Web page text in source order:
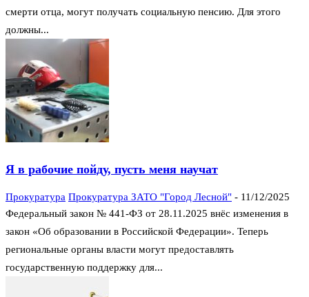
смерти отца, могут получать социальную пенсию. Для этого
должны...
Я в рабочие пойду, пусть меня научат
Прокуратура Прокуратура ЗАТО "Город Лесной" - 11/12/2025
Федеральный закон № 441-ФЗ от 28.11.2025 внёс изменения в
закон «Об образовании в Российской Федерации». Теперь
региональные органы власти могут предоставлять
государственную поддержку для...